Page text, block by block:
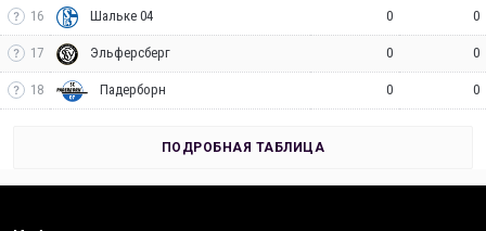
16 Шальке 04 0 0
17 Эльферсберг 0 0
18 Падерборн 0 0
ПОДРОБНАЯ ТАБЛИЦА